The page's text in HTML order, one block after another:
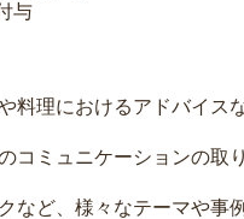
与
理におけるアドバイス
コミュニケーションの
など、様々なテーマや事